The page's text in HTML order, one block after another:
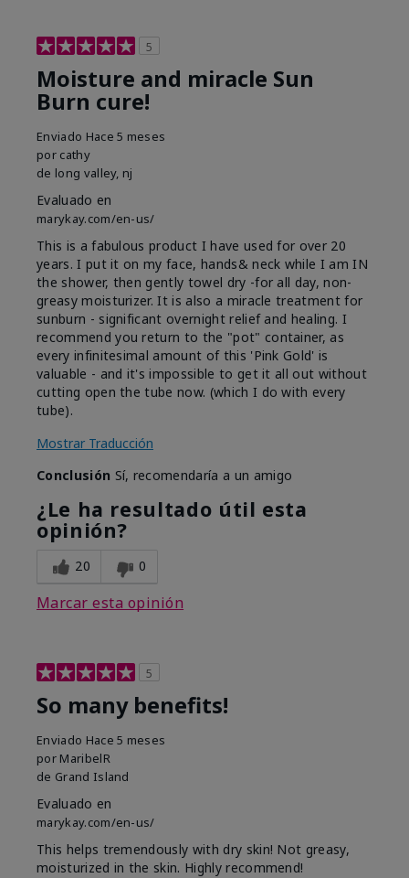
5
Moisture and miracle Sun
Burn cure!
Enviado Hace 5 meses
por cathy
de long valley, nj
Evaluado en
marykay.com/en-us/
This is a fabulous product I have used for over 20
years. I put it on my face, hands& neck while I am IN
the shower, then gently towel dry -for all day, non-
greasy moisturizer. It is also a miracle treatment for
sunburn - significant overnight relief and healing. I
recommend you return to the "pot" container, as
every infinitesimal amount of this 'Pink Gold' is
valuable - and it's impossible to get it all out without
cutting open the tube now. (which I do with every
tube).
Mostrar Traducción
Conclusión Sí, recomendaría a un amigo
¿Le ha resultado útil esta
opinión?
20 0
Marcar esta opinión
5
So many benefits!
Enviado Hace 5 meses
por MaribelR
de Grand Island
Evaluado en
marykay.com/en-us/
This helps tremendously with dry skin! Not greasy,
moisturized in the skin. Highly recommend!